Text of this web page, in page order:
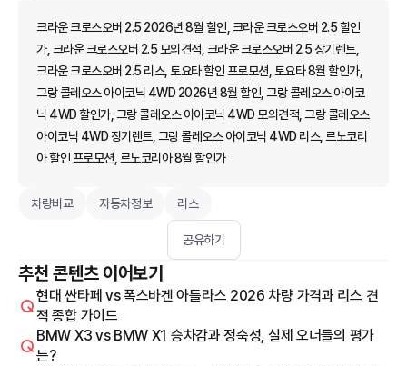
크라운 크로스오버 2.5 2026년 8월 할인, 크라운 크로스오버 2.5 할인
가, 크라운 크로스오버 2.5 모의견적, 크라운 크로스오버 2.5 장기렌트,
크라운 크로스오버 2.5 리스, 토요타 할인 프로모션, 토요타 8월 할인가,
그랑 콜레오스 아이코닉 4WD 2026년 8월 할인, 그랑 콜레오스 아이코
닉 4WD 할인가, 그랑 콜레오스 아이코닉 4WD 모의견적, 그랑 콜레오스
아이코닉 4WD 장기렌트, 그랑 콜레오스 아이코닉 4WD 리스, 르노코리
아 할인 프로모션, 르노코리아 8월 할인가
차량비교 자동차정보 리스
공유하기
추천 콘텐츠 이어보기
현대 싼타페 vs 폭스바겐 아틀라스 2026 차량 가격과 리스 견
적 종합 가이드
BMW X3 vs BMW X1 승차감과 정숙성, 실제 오너들의 평가
는?